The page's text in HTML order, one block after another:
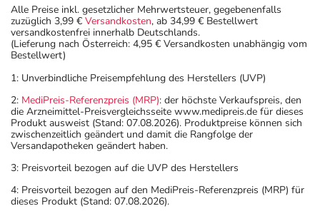
Herzrhythmusstörungen
mit beschleunigtem
Puls:
Erwachsene
1-4
Tabletten
1-mal
Vorbeugung gegen
Wiederauftreten eines
Herzinfarktes:
Tabletten
Vorbeugung gegen
einen Migräneanfall:
Erwachsene 2 Tabletten 1-mal
Anwendungshinweise
Alle Preise inkl. gesetzlicher Mehrwertsteuer, gegebenenfalls
zuzüglich 3,99 € Versandkosten, ab 34,99 € Bestellwert
versandkostenfrei innerhalb Deutschlands.
(Lieferung nach Österreich: 4,95 € Versandkosten unabhängig vom
Bestellwert)
1: Unverbindliche Preisempfehlung des Herstellers (UVP)
2: MediPreis-Referenzpreis (MRP): der höchste Verkaufspreis, den
die Arzneimittel-Preisvergleichsseite www.medipreis.de für dieses
Produkt ausweist (Stand: 07.08.2026). Produktpreise können sich
zwischenzeitlich geändert und damit die Rangfolge der
Versandapotheken geändert haben.
3: Preisvorteil bezogen auf die UVP des Herstellers
4: Preisvorteil bezogen auf den MediPreis-Referenzpreis (MRP) für
dieses Produkt (Stand: 07.08.2026).